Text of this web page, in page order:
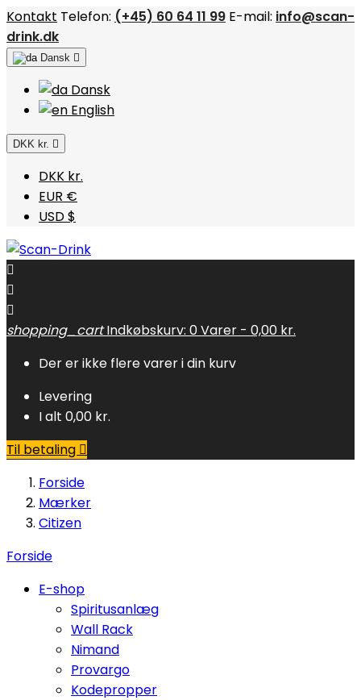
Kontakt Telefon: (+45) 60 64 11 99 E-mail: info@scan-
drink.dk
Dansk 
Dansk
English
DKK kr. 
DKK kr.
EUR €
USD $



shopping_cart Indkøbskurv: 0Varer - 0,00 kr.
Der er ikke flere varer i din kurv
Levering
I alt 0,00 kr.
Til betaling 
Forside
Mærker
Citizen
Forside
E-shop
Spiritusanlæg
Wall Rack
Nimand
Provargo
Kodepropper